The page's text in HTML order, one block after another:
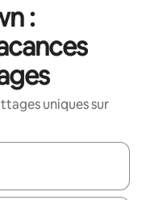
:
uniques sur
utilisez les flèches